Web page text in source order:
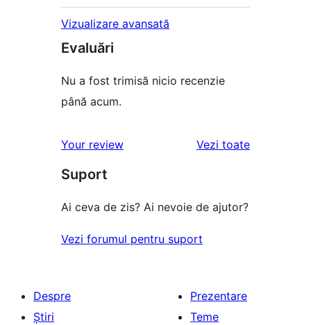
Vizualizare avansată
Evaluări
Nu a fost trimisă nicio recenzie
până acum.
Your review Vezi toaterecenziile
Suport
Ai ceva de zis? Ai nevoie de ajutor?
Vezi forumul pentru suport
Despre
Știri
Prezentare
Teme